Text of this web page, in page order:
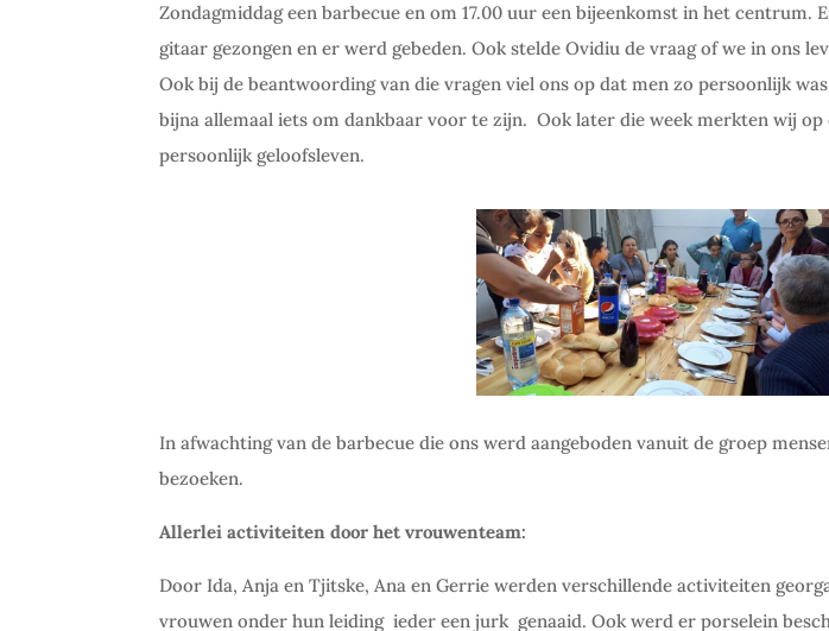
Zondagmiddag een barbecue en om 17.00 uur een bijeenkomst in het centrum.
gitaar gezongen en er werd gebeden. Ook stelde Ovidiu de vraag of we in ons
Ook bij de beantwoording van die vragen viel ons op dat men zo persoonlijk
bijna allemaal iets om dankbaar voor te zijn. Ook later die week merkten wij
persoonlijk geloofsleven.
In afwachting van de barbecue die ons werd aangeboden vanuit de groep
bezoeken.
Allerlei activiteiten door het vrouwenteam:
Door Ida, Anja en Tjitske, Ana en Gerrie werden verschillende activiteiten
vrouwen onder hun leiding ieder een jurk genaaid. Ook werd er porselein